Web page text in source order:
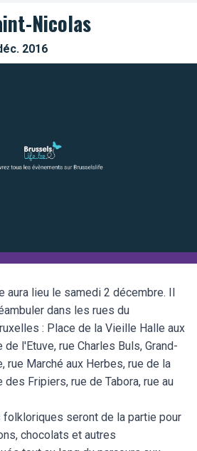
Nicolas
2016
aura lieu le samedi 2 décembre. Il
dans les rues du
: Place de la Vieille Halle aux
de l'Etuve, rue Charles Buls, Grand-
rue Marché aux Herbes, rue de la
des Fripiers, rue de Tabora, rue au
seront de la partie pour
chocolats et autres